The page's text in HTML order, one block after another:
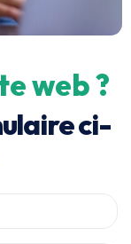
web ?
ci-